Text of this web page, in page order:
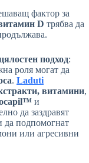
фактор за
D трябва да
подход:
роля могат да
. Laduti
витамини,
и
да заздравят
да подпомогнат
или агресивни